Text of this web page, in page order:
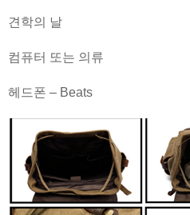
견학의 날
컴퓨터 또는 의류
헤드폰 – Beats